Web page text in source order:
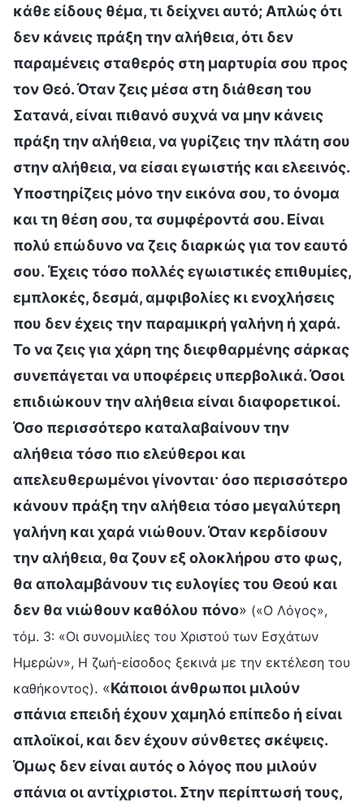
κάθε είδους θέμα, τι δείχνει αυτό; Απλώς ότι
δεν κάνεις πράξη την αλήθεια, ότι δεν
παραμένεις σταθερός στη μαρτυρία σου προς
τον Θεό. Όταν ζεις μέσα στη διάθεση του
Σατανά, είναι πιθανό συχνά να μην κάνεις
πράξη την αλήθεια, να γυρίζεις την πλάτη σου
στην αλήθεια, να είσαι εγωιστής και ελεεινός.
Υποστηρίζεις μόνο την εικόνα σου, το όνομα
και τη θέση σου, τα συμφέροντά σου. Είναι
πολύ επώδυνο να ζεις διαρκώς για τον εαυτό
σου. Έχεις τόσο πολλές εγωιστικές επιθυμίες,
εμπλοκές, δεσμά, αμφιβολίες κι ενοχλήσεις
που δεν έχεις την παραμικρή γαλήνη ή χαρά.
Το να ζεις για χάρη της διεφθαρμένης σάρκας
συνεπάγεται να υποφέρεις υπερβολικά. Όσοι
επιδιώκουν την αλήθεια είναι διαφορετικοί.
Όσο περισσότερο καταλαβαίνουν την
αλήθεια τόσο πιο ελεύθεροι και
απελευθερωμένοι γίνονται· όσο περισσότερο
κάνουν πράξη την αλήθεια τόσο μεγαλύτερη
γαλήνη και χαρά νιώθουν. Όταν κερδίσουν
την αλήθεια, θα ζουν εξ ολοκλήρου στο φως,
θα απολαμβάνουν τις ευλογίες του Θεού και
δεν θα νιώθουν καθόλου πόνο» («Ο Λόγος»,
τόμ. 3: «Οι συνομιλίες του Χριστού των Εσχάτων
Ημερών», Η ζωή-είσοδος ξεκινά με την εκτέλεση του
καθήκοντος). «Κάποιοι άνθρωποι μιλούν
σπάνια επειδή έχουν χαμηλό επίπεδο ή είναι
απλοϊκοί, και δεν έχουν σύνθετες σκέψεις.
Όμως δεν είναι αυτός ο λόγος που μιλούν
σπάνια οι αντίχριστοι. Στην περίπτωσή τους,